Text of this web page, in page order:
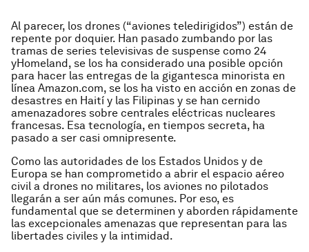
Al parecer, los drones (“aviones teledirigidos”) están de
repente por doquier. Han pasado zumbando por las
tramas de series televisivas de suspense como 24
yHomeland, se los ha considerado una posible opción
para hacer las entregas de la gigantesca minorista en
línea Amazon.com, se los ha visto en acción en zonas de
desastres en Haití y las Filipinas y se han cernido
amenazadores sobre centrales eléctricas nucleares
francesas. Esa tecnología, en tiempos secreta, ha
pasado a ser casi omnipresente.
Como las autoridades de los Estados Unidos y de
Europa se han comprometido a abrir el espacio aéreo
civil a drones no militares, los aviones no pilotados
llegarán a ser aún más comunes. Por eso, es
fundamental que se determinen y aborden rápidamente
las excepcionales amenazas que representan para las
libertades civiles y la intimidad.